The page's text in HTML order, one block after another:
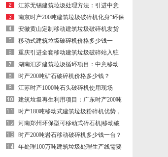
生利用投入成本低、创收快
江苏无锡建筑垃圾处理方法：引进中意
废旧建筑材料破碎机促资源再生
南京时产200吨建筑垃圾破碎机化身“环保
小卫士”亮相
安徽黄山定制移动建筑垃圾破碎机发货
了！ 建筑垃圾破碎站价格
移动式建筑垃圾破碎机价格多少钱一
台？
重庆引进全套移动建筑垃圾破碎站入驻
建筑垃圾粉碎项目变废为宝
湖南汨罗建筑垃圾循环项目：中意移动
建筑垃圾破碎站投产现场
时产200吨矿石破碎机价格多少钱？
江苏时产1000吨石头破碎机使用现场
（鄂式+圆锥破碎机）
建筑垃圾再生利用项目：广东时产200吨
移动建筑垃圾破碎机生产现场
时产180吨移动式建筑垃圾粉碎机优势，
现场案例合集
河南郑州环保型可移动式碎石机|移动破
碎机
时产200吨岩石移动破碎机多少钱一台？
轮胎式岩石移动破碎机厂家
年处理100万吨建筑垃圾处理生产线需要